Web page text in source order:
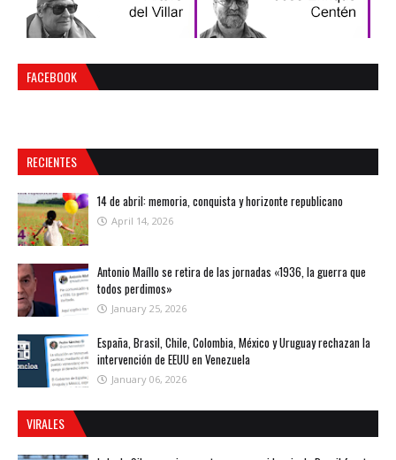
FACEBOOK
RECIENTES
14 de abril: memoria, conquista y horizonte republicano
April 14, 2026
Antonio Maíllo se retira de las jornadas «1936, la guerra que
todos perdimos»
January 25, 2026
España, Brasil, Chile, Colombia, México y Uruguay rechazan la
intervención de EEUU en Venezuela
January 06, 2026
VIRALES